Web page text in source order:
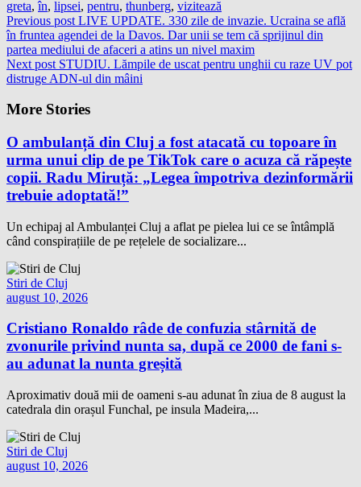
greta,în, lipsei, pentru, thunberg, vizitează
Previous post LIVE UPDATE. 330 zile de invazie. Ucraina se află
în fruntea agendei de la Davos. Dar unii se tem că sprijinul din
partea mediului de afaceri a atins un nivel maxim
Next post STUDIU. Lămpile de uscat pentru unghii cu raze UV pot
distruge ADN-ul din mâini
More Stories
O ambulanță din Cluj a fost atacată cu topoare în
urma unui clip de pe TikTok care o acuza că răpește
copii. Radu Miruță: „Legea împotriva dezinformării
trebuie adoptată!”
Un echipaj al Ambulanței Cluj a aflat pe pielea lui ce se întâmplă
când conspirațiile de pe rețelele de socializare...
Stiri de Cluj
august 10, 2026
Cristiano Ronaldo râde de confuzia stârnită de
zvonurile privind nunta sa, după ce 2000 de fani s-
au adunat la nunta greșită
Aproximativ două mii de oameni s-au adunat în ziua de 8 august la
catedrala din orașul Funchal, pe insula Madeira,...
Stiri de Cluj
august 10, 2026